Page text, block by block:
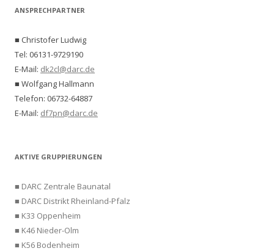
ANSPRECHPARTNER
■ Christofer Ludwig
Tel: 06131-9729190
E-Mail: dk2cl@darc.de
■ Wolfgang Hallmann
Telefon: 06732-64887
E-Mail: df7pn@darc.de
AKTIVE GRUPPIERUNGEN
■ DARC Zentrale Baunatal
■ DARC Distrikt Rheinland-Pfalz
■ K33 Oppenheim
■ K46 Nieder-Olm
■ K56 Bodenheim